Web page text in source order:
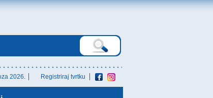
2026. Registriraj tvrtku